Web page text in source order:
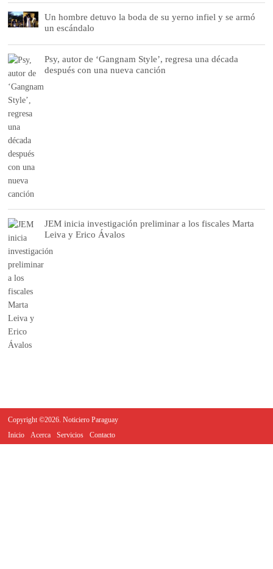
Un hombre detuvo la boda de su yerno infiel y se armó
un escándalo
Psy, autor de ‘Gangnam Style’, regresa una década
después con una nueva canción
JEM inicia investigación preliminar a los fiscales Marta
Leiva y Erico Ávalos
Copyright ©2026. Noticiero Paraguay
Inicio
Acerca Servicios Contacto